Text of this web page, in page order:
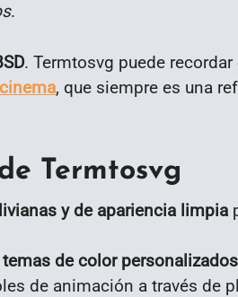
.
. Termtosvg puede recordar
, que siempre es una
Termtosvg
y de apariencia limpia
de color personalizados
de animación a través de